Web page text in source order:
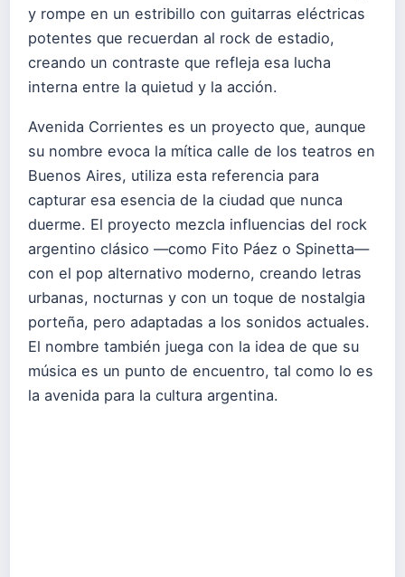
y rompe en un estribillo con guitarras eléctricas
potentes que recuerdan al rock de estadio,
creando un contraste que refleja esa lucha
interna entre la quietud y la acción.
Avenida Corrientes es un proyecto que, aunque
su nombre evoca la mítica calle de los teatros en
Buenos Aires, utiliza esta referencia para
capturar esa esencia de la ciudad que nunca
duerme. El proyecto mezcla influencias del rock
argentino clásico —como Fito Páez o Spinetta—
con el pop alternativo moderno, creando letras
urbanas, nocturnas y con un toque de nostalgia
porteña, pero adaptadas a los sonidos actuales.
El nombre también juega con la idea de que su
música es un punto de encuentro, tal como lo es
la avenida para la cultura argentina.